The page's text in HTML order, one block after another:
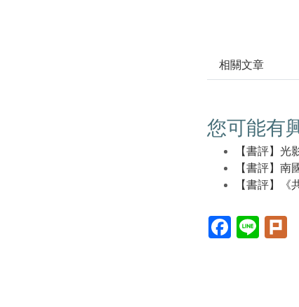
相關文章
您可能有
【書評】光
【書評】南
【書評】
Facebook(另
開
Line(另
開